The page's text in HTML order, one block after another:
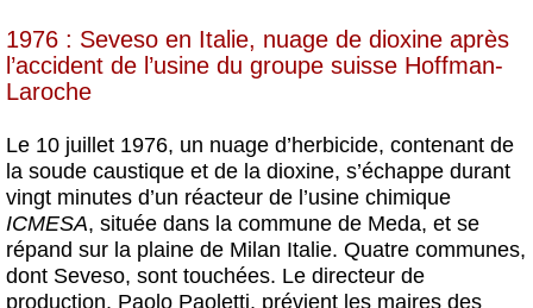
1976 : Seveso en Italie, nuage de dioxine après
l’accident de l’usine du groupe suisse Hoffman-
Laroche
Le 10 juillet 1976, un nuage d’herbicide, contenant de
la soude caustique et de la dioxine, s’échappe durant
vingt minutes d’un réacteur de l’usine chimique
ICMESA, située dans la commune de Meda, et se
répand sur la plaine de Milan Italie. Quatre communes,
dont Seveso, sont touchées. Le directeur de
production, Paolo Paoletti, prévient les maires des